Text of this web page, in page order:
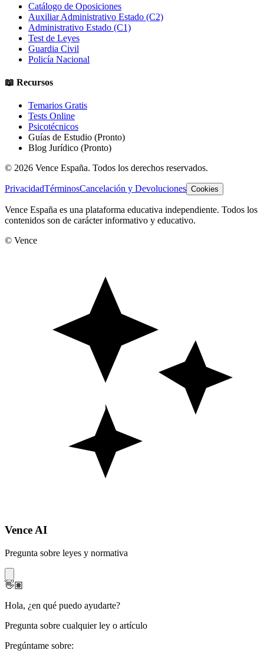
Catálogo de Oposiciones
Auxiliar Administrativo Estado (C2)
Administrativo Estado (C1)
Test de Leyes
Guardia Civil
Policía Nacional
📖 Recursos
Temarios Gratis
Tests Online
Psicotécnicos
Guías de Estudio (Pronto)
Blog Jurídico (Pronto)
© 2026 Vence España. Todos los derechos reservados.
PrivacidadTérminosCancelación y Devoluciones Cookies
Vence España es una plataforma educativa independiente. Todos los
contenidos son de carácter informativo y educativo.
© Vence
Vence AI
Pregunta sobre leyes y normativa
👋🏽
Hola, ¿en qué puedo ayudarte?
Pregunta sobre cualquier ley o artículo
Pregúntame sobre: